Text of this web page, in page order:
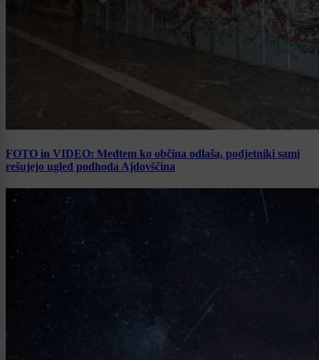
FOTO in VIDEO: Medtem ko občina odlaša, podjetniki sami
rešujejo ugled podhoda Ajdovščina